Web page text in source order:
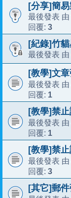
[分享]簡
最後發表 由
回覆: 3
[紀錄]竹
最後發表 由
[教學]文章
最後發表 由
回覆: 1
[教學]禁
最後發表 由
回覆: 1
[教學]禁
最後發表 由
回覆: 3
[其它]郵